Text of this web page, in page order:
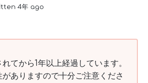
4年 ago
てから1年以上経過しています。
ありますので十分ご注意くださ